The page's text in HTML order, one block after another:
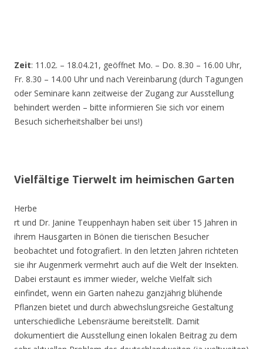
Zeit: 11.02. – 18.04.21, geöffnet Mo. – Do. 8.30 – 16.00 Uhr,
Fr. 8.30 – 14.00 Uhr und nach Vereinbarung (durch Tagungen
oder Seminare kann zeitweise der Zugang zur Ausstellung
behindert werden – bitte informieren Sie sich vor einem
Besuch sicherheitshalber bei uns!)
Vielfältige Tierwelt im heimischen Garten
Herbe
rt und Dr. Janine Teuppenhayn haben seit über 15 Jahren in
ihrem Hausgarten in Bönen die tierischen Besucher
beobachtet und fotografiert. In den letzten Jahren richteten
sie ihr Augenmerk vermehrt auch auf die Welt der Insekten.
Dabei erstaunt es immer wieder, welche Vielfalt sich
einfindet, wenn ein Garten nahezu ganzjährig blühende
Pflanzen bietet und durch abwechslungsreiche Gestaltung
unterschiedliche Lebensräume bereitstellt. Damit
dokumentiert die Ausstellung einen lokalen Beitrag zu dem